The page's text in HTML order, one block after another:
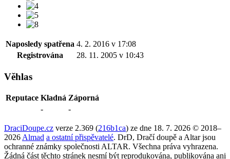
Naposledy spatřena 4. 2. 2016 v 17:08
Registrována
28. 11. 2005 v 10:43
Věhlas
Reputace Kladná Záporná
-
-
DraciDoupe.cz verze 2.369 (216b1ca) ze dne 18. 7. 2026 © 2018–
2026 Almad a ostatní přispěvatelé. DrD, Dračí doupě a Altar jsou
ochranné známky společnosti ALTAR. Všechna práva vyhrazena.
Žádná část těchto stránek nesmí být reprodukována, publikována ani